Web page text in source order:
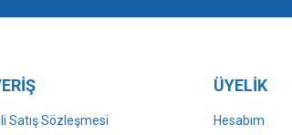
Satış Sözleşmesi
ÜYELİK
Hesabım